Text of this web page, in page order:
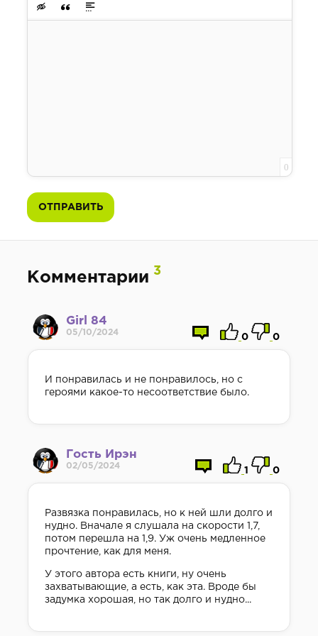
Вставка скрытого текста
Вставка цитаты
Вставка спойлера
0
ОТПРАВИТЬ
Комментарии 3
Girl 84
05/10/2024
0 0
И понравилась и не понравилось, но с
героями какое-то несоответствие было.
Гость Ирэн
02/05/2024
1 0
Развязка понравилась, но к ней шли долго и
нудно. Вначале я слушала на скорости 1,7,
потом перешла на 1,9. Уж очень медленное
прочтение, как для меня.
У этого автора есть книги, ну очень
захватывающие, а есть, как эта. Вроде бы
задумка хорошая, но так долго и нудно...